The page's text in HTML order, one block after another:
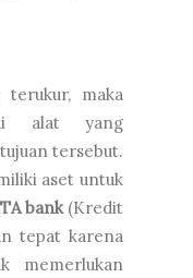
maka
alat yang
tersebut.
aset untuk
bank(Kredit
tepat karena
memerlukan